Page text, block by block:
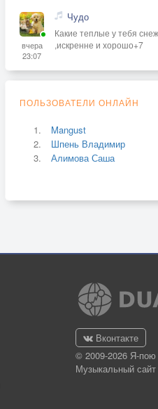
вчера
23:07
Чудо
Какие теплые у тебя
,искренне и хорошо+7
ПОЛЬЗОВАТЕЛИ ОНЛАЙН
Mangust
Шпень Владимир
Алимова Саша
Вконтакте
© 2009-2026 Я-пою
Музыкальный